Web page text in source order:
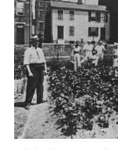
rompimento com
iniciais para a
laboratório, tais como:
do laboratório, alguns
segurança física/predial
presença de “gente de
adequar ao ambiente de
horários de